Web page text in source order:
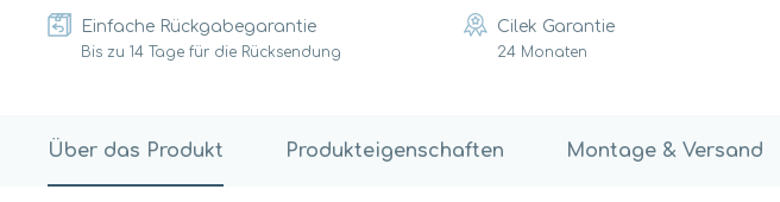
Einfache Rückgabegarantie
Bis zu 14 Tage für die Rücksendung
Cilek Garantie
24 Monaten
Über das Produkt Produkteigenschaften Montage & Versand